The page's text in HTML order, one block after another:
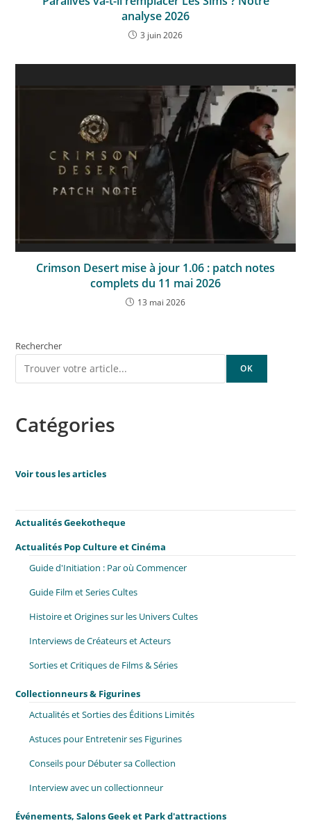
analyse 2026
3 juin 2026
Crimson Desert mise à jour 1.06 : patch notes
complets du 11 mai 2026
13 mai 2026
Rechercher
OK
Catégories
Voir tous les articles
Actualités Geekotheque
Actualités Pop Culture et Cinéma
Guide d'Initiation : Par où Commencer
Guide Film et Series Cultes
Histoire et Origines sur les Univers Cultes
Interviews de Créateurs et Acteurs
Sorties et Critiques de Films & Séries
Collectionneurs & Figurines
Actualités et Sorties des Éditions Limités
Astuces pour Entretenir ses Figurines
Conseils pour Débuter sa Collection
Interview avec un collectionneur
Événements, Salons Geek et Park d'attractions